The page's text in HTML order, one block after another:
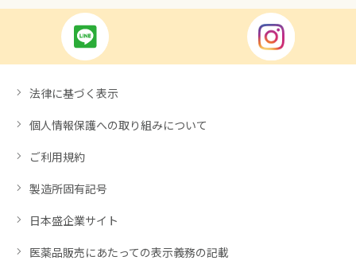
法律に基づく表示
個人情報保護への取り組みについて
ご利用規約
製造所固有記号
日本盛企業サイト
医薬品販売にあたっての表示義務の記載